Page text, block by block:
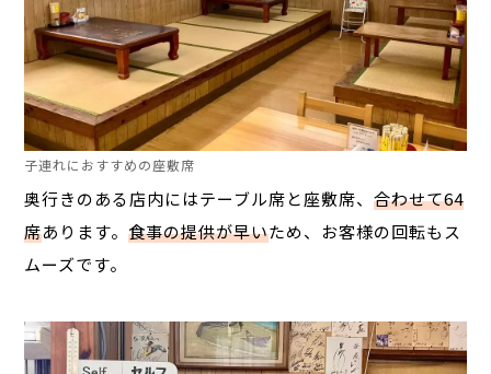
子連れにおすすめの座敷席
奥行きのある店内にはテーブル席と座敷席、合わせて64
席あります。食事の提供が早いため、お客様の回転もス
ムーズです。